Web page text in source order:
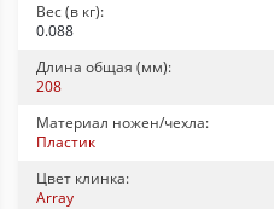
Вес (в кг):
0.088
Длина общая (мм):
208
Материал ножен/чехла:
Пластик
Цвет клинка:
Array